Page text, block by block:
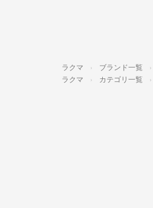
ラクマ ブランド一覧
ラクマ カテゴリ一覧